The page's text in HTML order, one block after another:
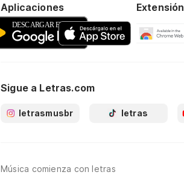
Aplicaciones Extensión
Sigue a Letras.com
letrasmusbr letras
Música comienza con letras